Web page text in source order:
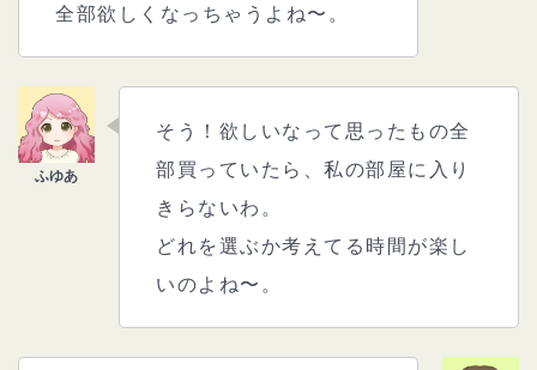
全部欲しくなっちゃうよね〜。
そう！欲しいなって思ったもの全
部買っていたら、私の部屋に入り
きらないわ。
どれを選ぶか考えてる時間が楽し
いのよね〜。